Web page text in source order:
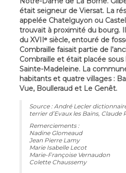
était seigneur de Viersat. La
appelée Chatelguyon ou
trouvait à proximité du bourg. Il
du XVIIᵉ siècle, entouré de
Combraille faisait partie de
Combraille et était placée
Sainte-Madeleine. La
habitants et quatre villages :
Vue, Boulleraud et Le Genêt.
Source : André Lecler
terrier d’Evaux les Bains, Claude
Remerciements :
Nadine Glomeaud
Jean Pierre Lamy
Marie Isabelle Lecot
Marie-Françoise Vernaudon
Colette Chaussemy